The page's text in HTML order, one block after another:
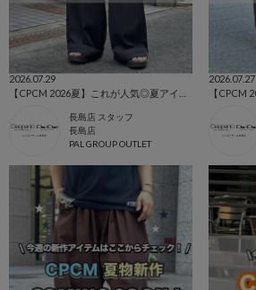
2026.07.29
長島店 スタッフ
長島店
PAL GROUP OUTLET
2026.07.27